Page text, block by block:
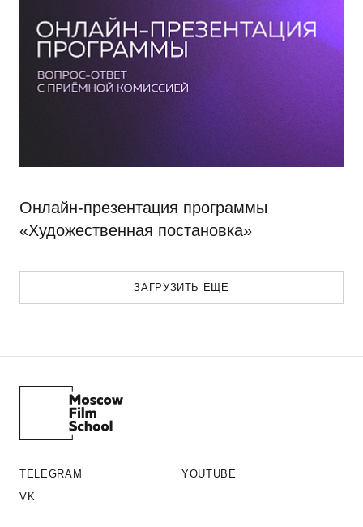
Онлайн-презентация программы
«Художественная постановка»
ЗАГРУЗИТЬ ЕЩЕ
TELEGRAM
YOUTUBE
VK